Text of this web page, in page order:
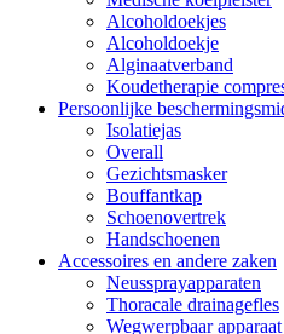
Alcoholdoekjes
Alcoholdoekje
Alginaatverband
Koudetherapie
Persoonlijke
Isolatiejas
Overall
Gezichtsmasker
Bouffantkap
Schoenovertrek
Handschoenen
Accessoires en andere zaken
Neussprayapparaten
Thoracale drainagefles
Wegwerpbaar